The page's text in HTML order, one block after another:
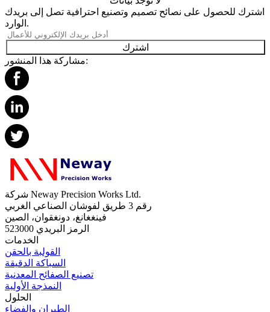
اشترك للحصول على نصائح تصميم وتصنيع احترافية تصل إلى بريدك
الوارد.
اشترك
مشاركة هذا المنشور:
شركة Neway Precision Works Ltd.
رقم 3 طريق لفوشان الصناعي الغربي
فينغغانغ، دونغقوان، الصين
الرمز البريدي 523000
الخدمات
القولبة بالحقن
السباكة الدقيقة
تصنيع الصفائح المعدنية
النمذجة الأولية
الحلول
الطيران والفضاء